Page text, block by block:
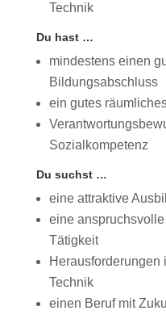
Technik
Du hast …
mindestens einen
Bildungsabschluss
ein gutes
Sozialkompetenz
Du suchst …
eine attraktive
eine
Tätigkeit
Herausforderungen
Technik
einen Beruf mit